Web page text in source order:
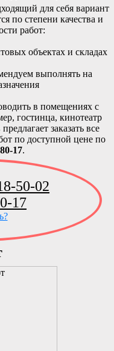
для себя вариант
по степени качества и
работ:
объектах и складах
выполнять на
в помещениях с
гостинца, кинотеатр
заказать все
по доступной цене по
17.
50-02
17